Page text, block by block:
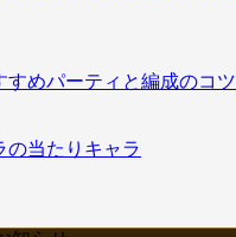
すめパーティと編成のコツ
の当たりキャラ